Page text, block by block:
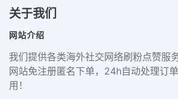
关于我们
网站介绍
我们提供各类海外社交网络刷粉点赞服
网站免注册匿名下单，24h自动处理订
用！